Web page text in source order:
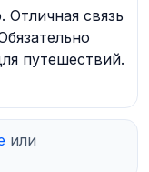
связь
путешествий.
или